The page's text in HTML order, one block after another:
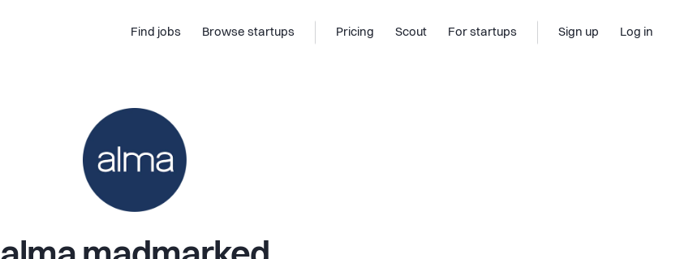
Find jobs Browse startups Pricing Scout For startups Sign up Log in